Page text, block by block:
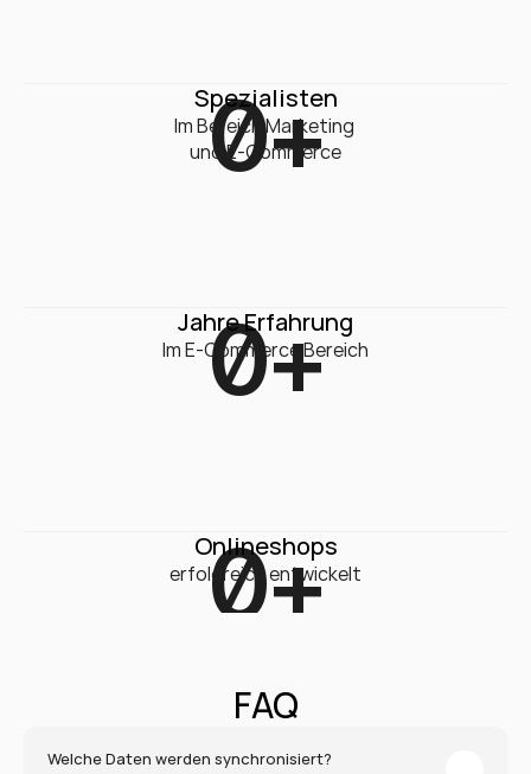
0+
Spezialisten
Im Bereich Marketing
und E-Commerce
0+
Jahre Erfahrung
Im E-Commerce Bereich
0+
Onlineshops
erfolgreich entwickelt
FAQ
Welche Daten werden synchronisiert?